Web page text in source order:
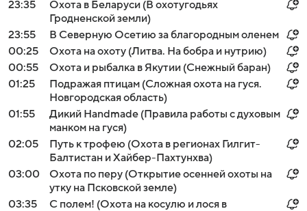
23:35
Охота в Беларуси (В охотугодьях
Гродненской земли)
23:55
В Северную Осетию за благородным оленем
00:25
Охота на охоту (Литва. На бобра и нутрию)
00:55
Охота и рыбалка в Якутии (Снежный баран)
01:25
Подражая птицам (Сложная охота на гуся.
Новгородская область)
01:55
Дикий Handmade (Правила работы с духовым
манком на гуся)
02:05
Путь к трофею (Охота в регионах Гилгит-
Балтистан и Хайбер-Пахтунхва)
03:00
Охота по перу (Открытие осенней охоты на
утку на Псковской земле)
03:35
С полем! (Охота на косулю и лося в